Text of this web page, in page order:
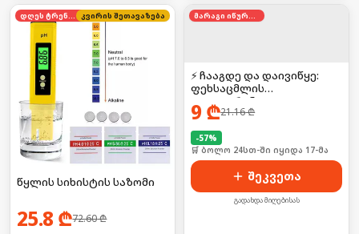
დღეს ტრენდში კვირის შეთავაზება
წყლის სიხისტის საზომი
25.8 ₾72.60₾
მარაგი იწურება
⚡ ჩააგდე და დაივიწყე:
ფეხსაცმლის
დეოდორანტი
9 ₾21.16₾
-57%
🛒 ბოლო 24სთ-ში იყიდა 17-მა
შეკვეთა
გადახდა მიღებისას